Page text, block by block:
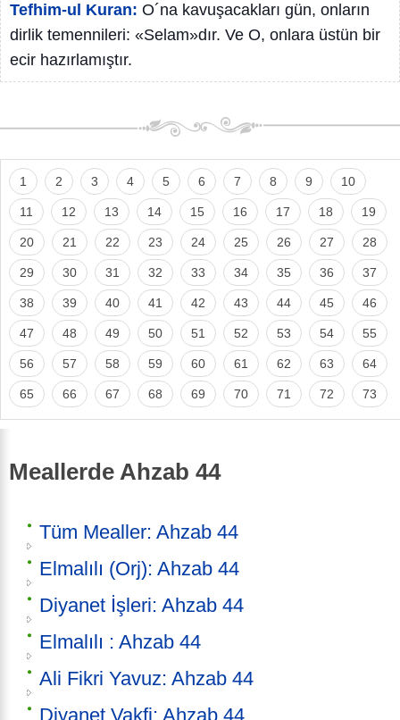
Tefhim-ul Kuran: O´na kavuşacakları gün, onların
dirlik temennileri: «Selam»dır. Ve O, onlara üstün bir
ecir hazırlamıştır.
1 2 3 4 5 6 7 8 9 10
11 12 13 14 15 16 17 18 19
20 21 22 23 24 25 26 27 28
29 30 31 32 33 34 35 36 37
38 39 40 41 42 43 44 45 46
47 48 49 50 51 52 53 54 55
56 57 58 59 60 61 62 63 64
65 66 67 68 69 70 71 72 73
Meallerde Ahzab 44
Tüm Mealler: Ahzab 44
Elmalılı (Orj): Ahzab 44
Diyanet İşleri: Ahzab 44
Elmalılı : Ahzab 44
Ali Fikri Yavuz: Ahzab 44
Diyanet Vakfi: Ahzab 44